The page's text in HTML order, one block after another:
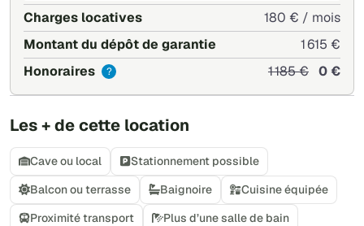
Charges locatives
180 € / mois
Montant du dépôt de garantie
1 615 €
Honoraires
? 1 185 € 0 €
Les + de cette location
Cave ou local
Stationnement possible
Balcon ou terrasse
Baignoire
Cuisine équipée
Proximité transport
Plus d’une salle de bain